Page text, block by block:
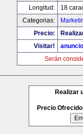
Longitud:
18
Categorias:
Precio:
Visitar!
Serán
Realizar
Precio